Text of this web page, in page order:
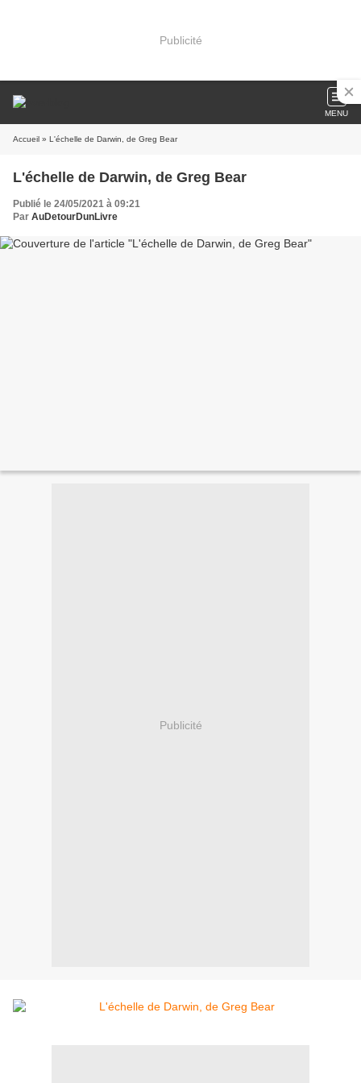
Publicité
MENU
Accueil » L'échelle de Darwin, de Greg Bear
L'échelle de Darwin, de Greg Bear
Publié le 24/05/2021 à 09:21
Par AuDetourDunLivre
Publicité